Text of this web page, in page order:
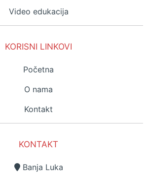
Video edukacija
KORISNI LINKOVI
Početna
O nama
Kontakt
KONTAKT
Banja Luka